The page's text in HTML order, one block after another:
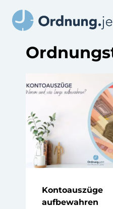
Inhalt
springen
Kontoauszüge
aufbewahren